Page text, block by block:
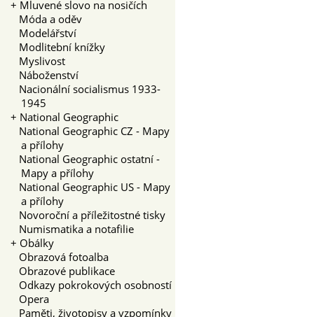
+ Mluvené slovo na nosičích
Móda a oděv
Modelářství
Modlitební knížky
Myslivost
Náboženství
Nacionální socialismus 1933-
1945
+ National Geographic
National Geographic CZ - Mapy
a přílohy
National Geographic ostatní -
Mapy a přílohy
National Geographic US - Mapy
a přílohy
Novoroční a příležitostné tisky
Numismatika a notafilie
+ Obálky
Obrazová fotoalba
Obrazové publikace
Odkazy pokrokových osobností
Opera
Paměti, životopisy a vzpomínky